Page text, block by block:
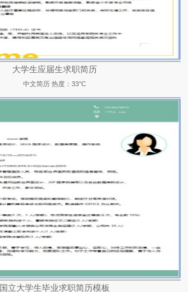
大学生应届生求职简历
中文简历 热度：33°C
国立大学生毕业求职简历模板